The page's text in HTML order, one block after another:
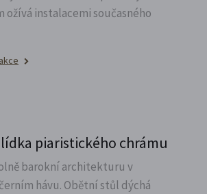
ožívá instalacemi současného
piaristického chrámu
barokní architekturu v
hávu. Obětní stůl dýchá